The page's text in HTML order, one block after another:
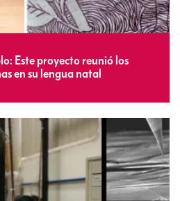
Este proyecto reunió los
en su lengua natal